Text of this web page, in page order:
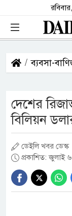
ব্যবসা-
দেশের
বিলিয়ন
ডেইলি খবর ডেস্ক
প্রকাশিত: জুলাই